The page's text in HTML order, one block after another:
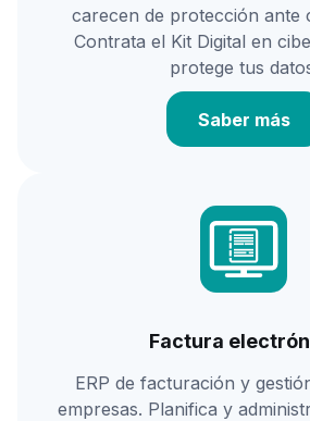
carecen de protección ante
Contrata el Kit Digital en
protege tus
Saber más
Factura
ERP de facturación y
empresas. Planifica y